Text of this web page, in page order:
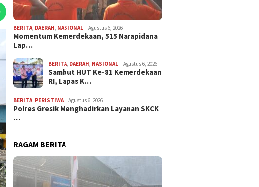
BERITA DAERAH NASIONAL Agustus 6, 2026
Momentum Kemerdekaan, 515 Narapidana
Lap…
BERITA DAERAH NASIONAL Agustus 6, 2026
Sambut HUT Ke-81 Kemerdekaan
RI, Lapas K…
BERITA PERISTIWA Agustus 6, 2026
Polres Gresik Menghadirkan Layanan SKCK
…
RAGAM BERITA